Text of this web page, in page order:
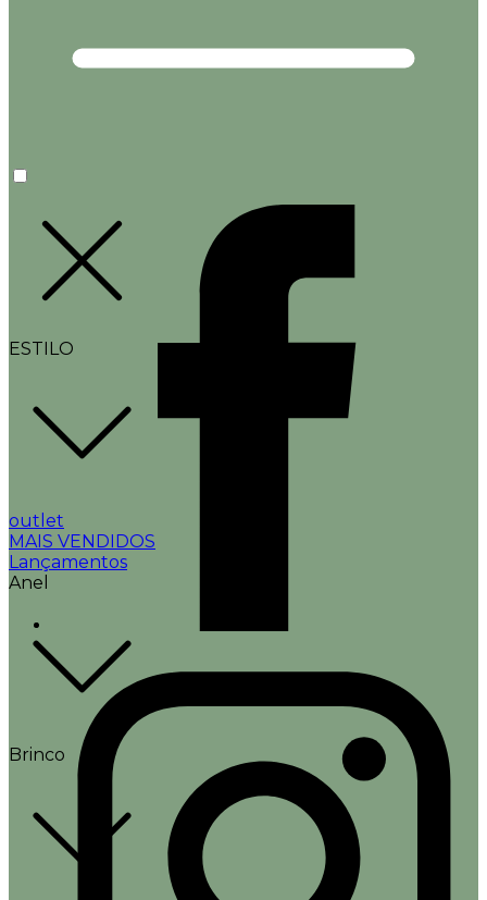
ESTILO
outlet
MAIS VENDIDOS
Lançamentos
Anel
Brinco